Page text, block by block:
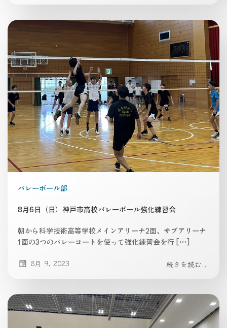
バレーボール部
8月6日（日）神戸市高校バレーボール強化練習会
朝から科学技術高等学校メインアリーナ2面、サブアリーナ
1面の3つのバレーコートを使って強化練習会を行 […]
8月 9, 2023 続きを読む...